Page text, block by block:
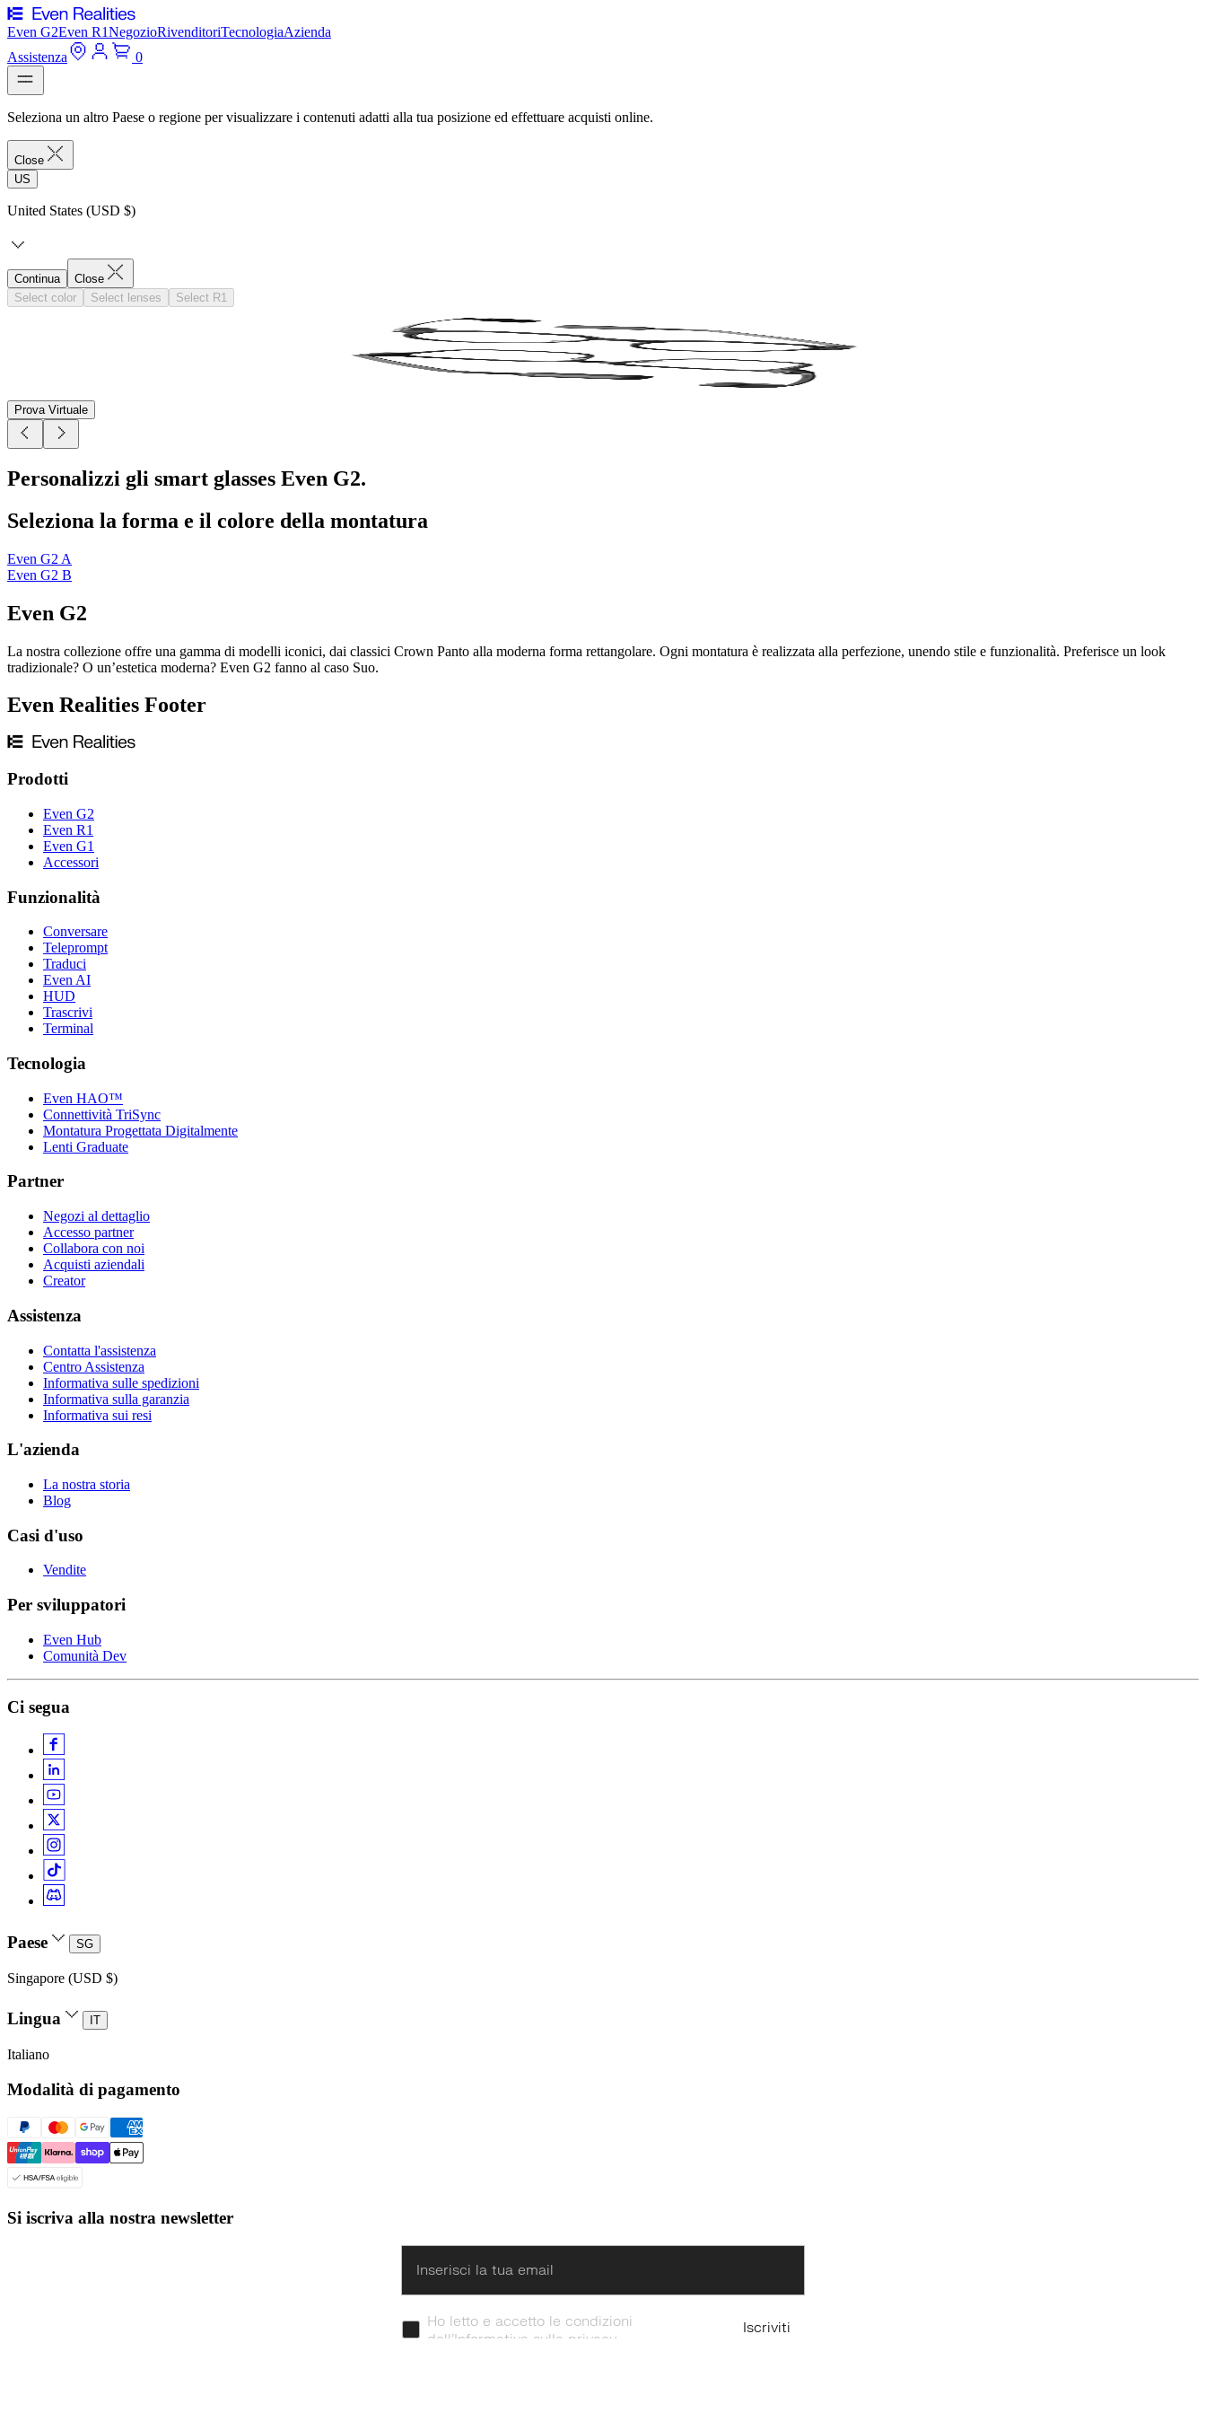
Even G2Even R1NegozioRivenditoriTecnologiaAzienda
Assistenza
0
Seleziona un altro Paese o regione per visualizzare i contenuti adatti alla tua posizione ed effettuare acquisti online.
Close
US
United States (USD $)
Continua
Close
Select color
Select lenses Select R1
Prova Virtuale
Personalizzi gli smart glasses Even G2.
Seleziona la forma e il colore della montatura
Even G2 A
Even G2 B
Even G2
La nostra collezione offre una gamma di modelli iconici, dai classici Crown Panto alla moderna forma rettangolare. Ogni montatura è realizzata alla perfezione, unendo stile e funzionalità. Preferisce un look
tradizionale? O un’estetica moderna? Even G2 fanno al caso Suo.
Even Realities Footer
Prodotti
Even G2
Even R1
Even G1
Accessori
Funzionalità
Conversare
Teleprompt
Traduci
Even AI
HUD
Trascrivi
Terminal
Tecnologia
Even HAO™
Connettività TriSync
Montatura Progettata Digitalmente
Lenti Graduate
Partner
Negozi al dettaglio
Accesso partner
Collabora con noi
Acquisti aziendali
Creator
Assistenza
Contatta l'assistenza
Centro Assistenza
Informativa sulle spedizioni
Informativa sulla garanzia
Informativa sui resi
L'azienda
La nostra storia
Blog
Casi d'uso
Vendite
Per sviluppatori
Even Hub
Comunità Dev
Ci segua
Paese SG
Singapore (USD $)
Lingua IT
Italiano
Modalità di pagamento
Si iscriva alla nostra newsletter
Ho letto e accetto le condizioni
dell’Informativa sulla privacy.
Iscriviti